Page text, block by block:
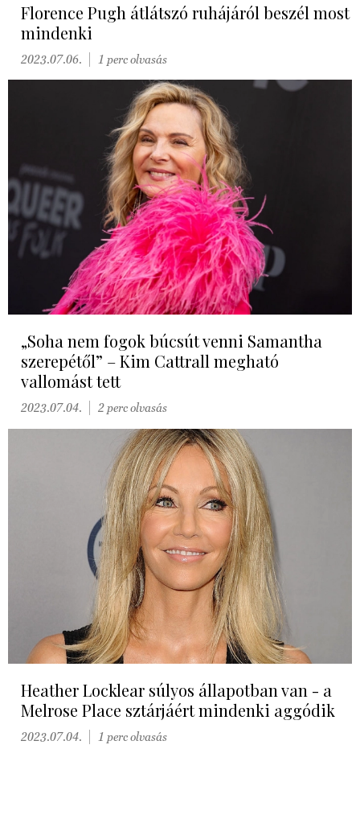
Florence Pugh átlátszó ruhájáról beszél most
mindenki
2023.07.06. 1 perc olvasás
„Soha nem fogok búcsút venni Samantha
szerepétől” – Kim Cattrall megható
vallomást tett
2023.07.04. 2 perc olvasás
Heather Locklear súlyos állapotban van - a
Melrose Place sztárjáért mindenki aggódik
2023.07.04. 1 perc olvasás